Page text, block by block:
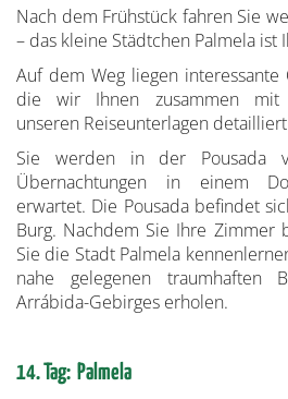
Nach dem Frühstück fahren Sie
– das kleine Städtchen Palmela ist
Auf dem Weg liegen interessante
die wir Ihnen zusammen mit
unseren Reiseunterlagen
Sie werden in der Pousada
Übernachtungen in einem
erwartet. Die Pousada befindet
Burg. Nachdem Sie Ihre Zimmer
Sie die Stadt Palmela
nahe gelegenen traumhaften
Arrábida-Gebirges erholen.
14. Tag: Palmela